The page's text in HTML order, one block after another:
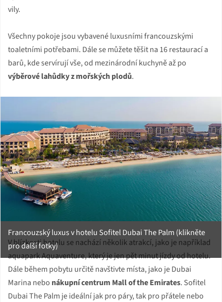
vily.
Všechny pokoje jsou vybavené luxusními francouzskými
toaletními potřebami. Dále se můžete těšit na 16 restaurací a
barů, kde servírují vše, od mezinárodní kuchyně až po
výběrové lahůdky z mořských plodů.
Francouzský luxus v hotelu Sofitel Dubai The Palm (klikněte
pro další fotky)
V blízkosti hotelu se nachází několik atrakcí, jako je například
aquapark Aquaventure, který je jen pět minut jízdy od hotelu.
Dále během pobytu určitě navštivte místa, jako je Dubai
Marina nebo nákupní centrum Mall of the Emirates. Sofitel
Dubai The Palm je ideální jak pro páry, tak pro přátele nebo